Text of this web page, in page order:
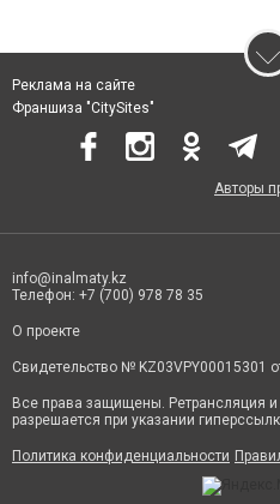
Реклама на сайте
Франшиза "CitySites"
Авторы
info@inalmaty.kz
Телефон: +7 (700) 978 78 35
О проекте
Свидетельство № KZ03VPY00015301
Все права защищены. Ретрансляция
разрешается при указании
Политика конфиденциальности